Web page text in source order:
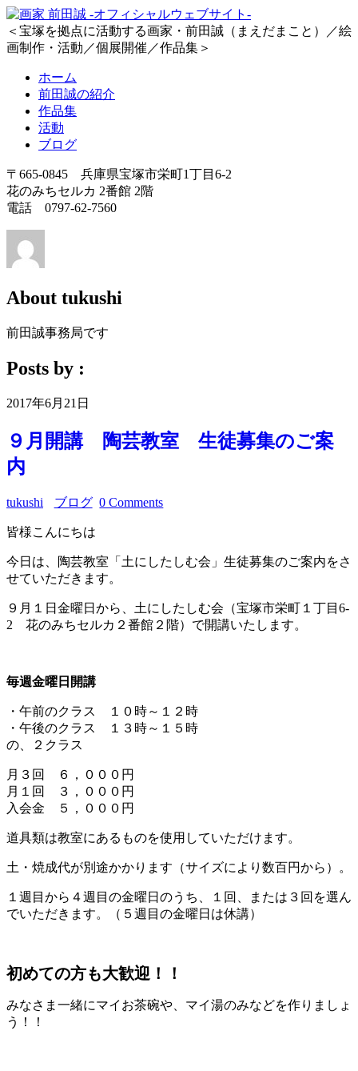
＜宝塚を拠点に活動する画家・前田誠（まえだまこと）／絵
画制作・活動／個展開催／作品集＞
ホーム
前田誠の紹介
作品集
活動
ブログ
〒665-0845 兵庫県宝塚市栄町1丁目6-2
花のみちセルカ 2番館 2階
電話 0797-62-7560
About tukushi
前田誠事務局です
Posts by :
2017年6月21日
９月開講 陶芸教室 生徒募集のご案
内
tukushi ブログ 0 Comments
皆様こんにちは
今日は、陶芸教室「土にしたしむ会」生徒募集のご案内をさ
せていただきます。
９月１日金曜日から、土にしたしむ会（宝塚市栄町１丁目6-
2 花のみちセルカ２番館２階）で開講いたします。
毎週金曜日開講
・午前のクラス １０時～１２時
・午後のクラス １３時～１５時
の、２クラス
月３回 ６，０００円
月１回 ３，０００円
入会金 ５，０００円
道具類は教室にあるものを使用していただけます。
土・焼成代が別途かかります（サイズにより数百円から）。
１週目から４週目の金曜日のうち、１回、または３回を選ん
でいただきます。（５週目の金曜日は休講）
初めての方も大歓迎！！
みなさま一緒にマイお茶碗や、マイ湯のみなどを作りましょ
う！！